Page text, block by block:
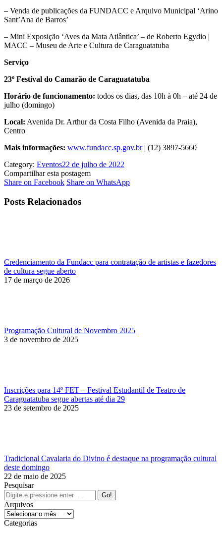
– Venda de publicações da FUNDACC e Arquivo Municipal ‘Arino
Sant’Ana de Barros’
– Mini Exposição ‘Aves da Mata Atlântica’ – de Roberto Egydio |
MACC – Museu de Arte e Cultura de Caraguatatuba
Serviço
23º Festival do Camarão de Caraguatatuba
Horário de funcionamento: todos os dias, das 10h à 0h – até 24 de
julho (domingo)
Local: Avenida Dr. Arthur da Costa Filho (Avenida da Praia),
Centro
Mais informações: www.fundacc.sp.gov.br| (12) 3897-5660
Category: Eventos22 de julho de 2022
Compartilhar esta postagem
Share on FacebookShare
Facebook
Share on WhatsAppShare
Posts Relacionados
Credenciamento da Fundacc para contratação de artistas e fazedores
de cultura segue aberto
17 de março de 2026
Programação Cultural de Novembro 2025
3 de novembro de 2025
Inscrições para 14º FET – Festival Estudantil de Teatro de
Caraguatatuba segue abertas até dia 29
23 de setembro de 2025
Tradicional Cavalaria do Divino é destaque na programação cultural
deste domingo
22 de maio de 2025
Pesquisar
Search:
Arquivos
Arquivos
Categorias